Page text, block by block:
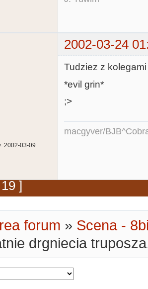
2002-03-24
2002-03-09
Tudziez z
*evil grin*
;>
macgyver/
]
forum » Scena -
drgniecia